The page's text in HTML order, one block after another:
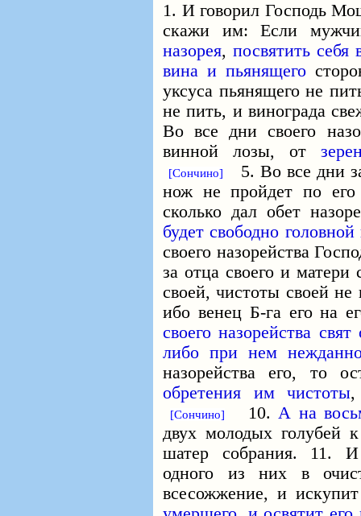
1. И говорил Господь
скажи им: Если
назорея, посвятить себя
вина и пьянящего
уксуса пьянящего не
не пить, и винограда
Во все дни своего
винной лозы, от
[Сончино]
5. Во все дни
нож не пройдет по его
сколько дал обет
будет свободно головной
своего назорейства
за отца своего и матери
своей, чистоты своей
ибо венец Б-гаего на
своего назорейства свят
либо при нем
назорейства его, то
обретения им чистоты,
[Сончино] 10.А на
двух молодых голубей
шатер собрания. 11. И
одного из них в
всесожжение, и